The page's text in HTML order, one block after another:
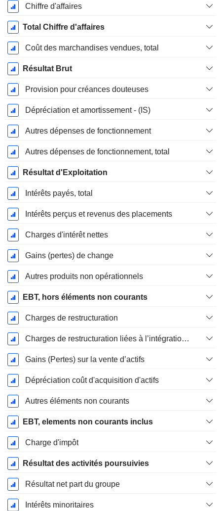
Période
Fiscale:
Décembre
Chiffre d'affaires
Total Chiffre d'affaires
Coût des marchandises vendues, total
Résultat Brut
Provision pour créances douteuses
Dépréciation et amortissement - (IS)
Autres dépenses de fonctionnement
Autres dépenses de fonctionnement, total
Résultat d'Exploitation
Intérêts payés, total
Intérêts perçus et revenus des placements
Charges d'intérêt nettes
Gains (pertes) de change
Autres produits non opérationnels
EBT, hors éléments non courants
Charges de restructuration
Charges de restructuration liées à l’intégration d’une nouvelle activité (Fusions, Acquisitions)
Gains (Pertes) sur la vente d’actifs
Dépréciation coût d'acquisition d'actifs
Autres éléments non courants
EBT, elements non courants inclus
Charge d'impôt
Résultat des activités poursuivies
Résultat net part du groupe
Intérêts minoritaires